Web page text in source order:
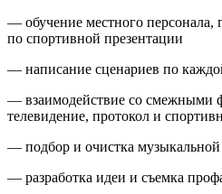
— обучение местного персонала,
по спортивной презентации
— написание сценариев по
— взаимодействие со смежными
телевидение, протокол и
— подбор и очистка музыкальной
— разработка идеи и съемка